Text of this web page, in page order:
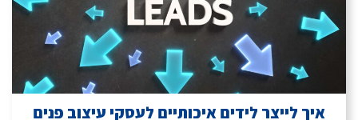
איך לייצר לידים איכותיים לעסקי עיצוב פנים